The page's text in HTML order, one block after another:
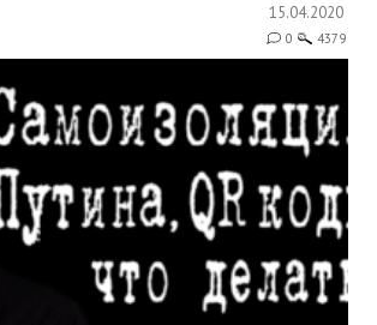
15.04.2020
0 4379